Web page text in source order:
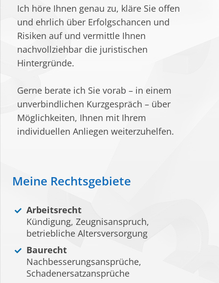
Ich höre Ihnen genau zu, kläre Sie offen
und ehrlich über Erfolgschancen und
Risiken auf und vermittle Ihnen
nachvollziehbar die juristischen
Hintergründe.
Gerne berate ich Sie vorab – in einem
unverbindlichen Kurzgespräch – über
Möglichkeiten, Ihnen mit Ihrem
individuellen Anliegen weiterzuhelfen.
Meine Rechtsgebiete
Arbeitsrecht
Kündigung, Zeugnisanspruch,
betriebliche Altersversorgung
Baurecht
Nachbesserungsansprüche,
Schadenersatzansprüche